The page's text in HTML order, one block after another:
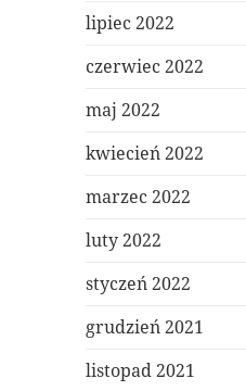
lipiec 2022
czerwiec 2022
maj 2022
kwiecień 2022
marzec 2022
luty 2022
styczeń 2022
grudzień 2021
listopad 2021